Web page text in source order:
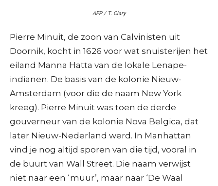
AFP / T. Clary
Pierre Minuit, de zoon van Calvinisten uit
Doornik, kocht in 1626 voor wat snuisterijen het
eiland Manna Hatta van de lokale Lenape-
indianen. De basis van de kolonie Nieuw-
Amsterdam (voor die de naam New York
kreeg). Pierre Minuit was toen de derde
gouverneur van de kolonie Nova Belgica, dat
later Nieuw-Nederland werd. In Manhattan
vind je nog altijd sporen van die tijd, vooral in
de buurt van Wall Street. Die naam verwijst
niet naar een ‘muur’, maar naar ‘De Waal